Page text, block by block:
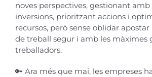
noves perspectives, gestionant amb
inversions, prioritzant accions i
recursos, però sense oblidar
de treball segur i amb les màximes
treballadors.
🔑 Ara més que mai, les empreses